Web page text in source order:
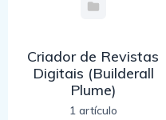
Criador de Revistas
Digitais (Builderall
Plume)
1 artículo